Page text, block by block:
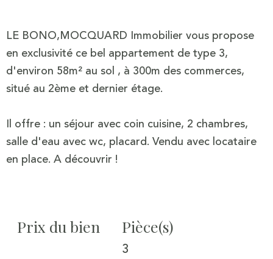
LE BONO,MOCQUARD Immobilier vous propose
en exclusivité ce bel appartement de type 3,
d'environ 58m² au sol , à 300m des commerces,
situé au 2ème et dernier étage.
Il offre : un séjour avec coin cuisine, 2 chambres,
salle d'eau avec wc, placard. Vendu avec locataire
en place. A découvrir !
Prix du bien Pièce(s)
3